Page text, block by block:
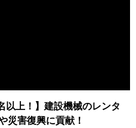
以上！】建設機械のレンタ
災害復興に貢献！